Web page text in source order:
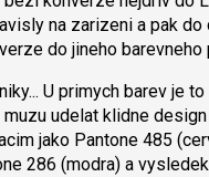
na zarizeni a pak do
do jineho barevneho
U primych barev je
udelat klidne
jako Pantone 485
286 (modra) a